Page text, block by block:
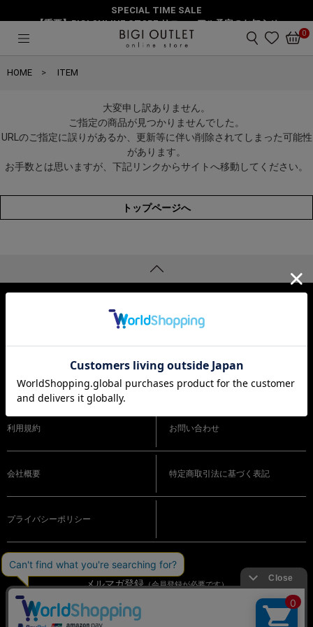
SPECIAL TIME SALE
【重要】BIGI ONLINE STORE リニューアル予定のお知らせ
0
HOME ITEM
大変申し訳ありません。
ご指定の商品が見つかりませんでした。
URLのご指定に誤りがあるか、更新等に伴い削除されてしまった可能性
があります。
お手数とは思いますが、下記リンクからサイトへ移動してください。
トップページへ
ショッピングガイド よくある質問
利用規約 お問い合わせ
会社概要 特定商取引法に基づく表記
プライバシーポリシー
メルマガ登録（会員登録が必要です）
OFFICIAL SNS